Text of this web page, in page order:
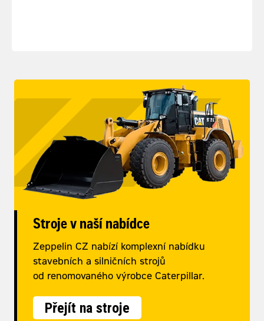
Stroje v naší nabídce
Zeppelin CZ nabízí komplexní nabídku
stavebních a silničních strojů
od renomovaného výrobce Caterpillar.
Přejít na stroje